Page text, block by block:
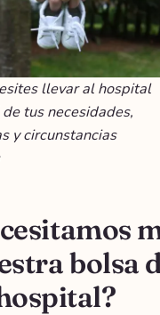
llevar al hospital
tus necesidades,
y circunstancias
bolsa